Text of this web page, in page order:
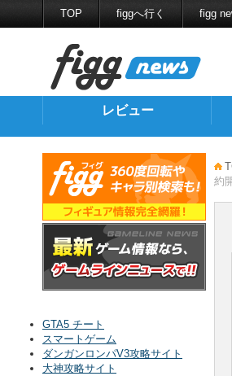
TOP figgへ行く figg
レビュー
約
GTA5 チート
スマートゲーム
ダンガンロンパV3攻略サイト
大神攻略サイト